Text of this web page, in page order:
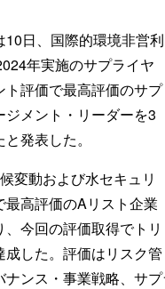
10日、国際的環境非営利
年実施のサプライヤ
ト評価で最高評価のサプ
ジメント・リーダーを3
発表した。
変動および水セキュリ
最高評価のAリスト企業
今回の評価取得でトリ
成した。評価はリスク管
ンス・事業戦略、サ